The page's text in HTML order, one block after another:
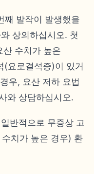
째 발작이 발생했을
상의하십시오. 첫
산 수치가 높은
요로결석증)이 있거
우, 요산 저하 요법
와 상담하십시오.
반적으로 무증상 고
치가 높은 경우) 환